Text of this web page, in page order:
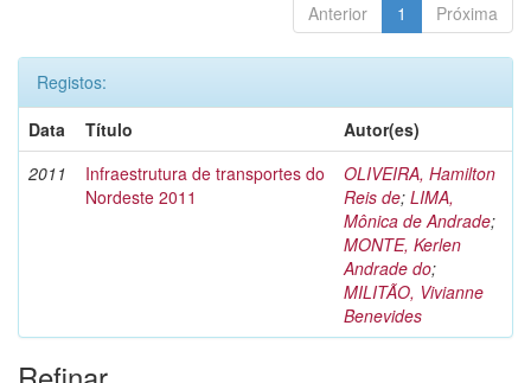
Anterior 1 Próxima
Registos:
Data
Título
Autor(es)
2011
Infraestrutura de transportes do
Nordeste 2011
OLIVEIRA, Hamilton
Reis de; LIMA,
Mônica de Andrade;
MONTE, Kerlen
Andrade do;
MILITÃO, Vivianne
Benevides